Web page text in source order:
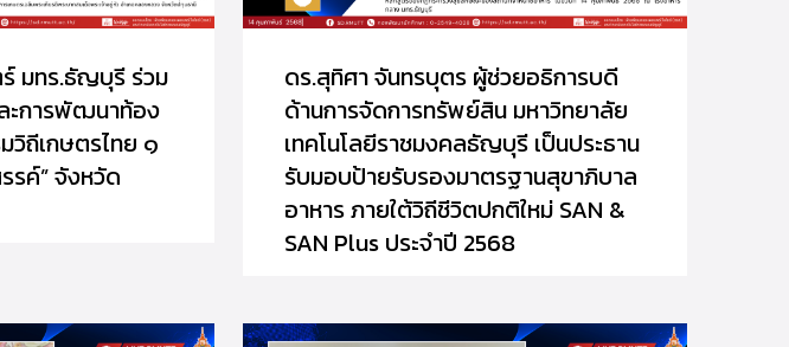
มทร.ธัญบุรี ร่วม
ะการพัฒนาท้อง
วิถีเกษตรไทย ๑
รค์” จังหวัด
ดร.สุทิศา จันทรบุตร ผู้ช่วยอธิการบดี
ด้านการจัดการทรัพย์สิน มหาวิทยาลัย
เทคโนโลยีราชมงคลธัญบุรี เป็นประธาน
รับมอบป้ายรับรองมาตรฐานสุขาภิบาล
อาหาร ภายใต้วิถีชีวิตปกติใหม่ SAN &
SAN Plus ประจำปี 2568